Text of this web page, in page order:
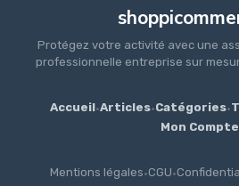
Protégez votre activité avec une
professionnelle entreprise sur
Accueil·Articles·Catégories·
Mon Compte
Mentions légales·CGU·